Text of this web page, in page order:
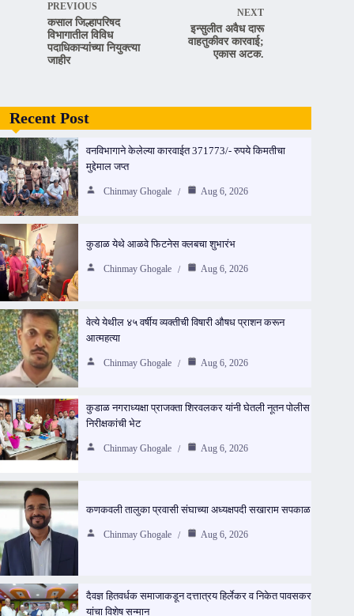
PREVIOUS
कसाल जिल्हापरिषद
विभागातील विविध
पदाधिकाऱ्यांच्या नियुक्त्या
जाहीर
NEXT
इन्सुलीत अवैध दारू
वाहतुकीवर कारवाई;
एकास अटक.
Recent Post
वनविभागाने केलेल्या कारवाईत 371773/- रुपये किमतीचा
मुद्देमाल जप्त
Chinmay Ghogale Aug 6, 2026
कुडाळ येथे आळवे फिटनेस क्लबचा शुभारंभ
Chinmay Ghogale Aug 6, 2026
वेत्ये येथील ४५ वर्षीय व्यक्तीची विषारी औषध प्राशन करून
आत्महत्या
Chinmay Ghogale Aug 6, 2026
कुडाळ नगराध्यक्षा प्राजक्ता शिरवलकर यांनी घेतली नूतन पोलीस
निरीक्षकांची भेट
Chinmay Ghogale Aug 6, 2026
कणकवली तालुका प्रवासी संघाच्या अध्यक्षपदी सखाराम सपकाळ
Chinmay Ghogale Aug 6, 2026
दैवज्ञ हितवर्धक समाजाकडून दत्तात्रय हिर्लेकर व निकेत पावसकर
यांचा विशेष सन्मान